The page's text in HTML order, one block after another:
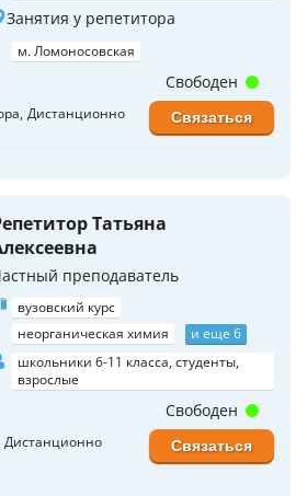
Занятия у репетитора
м. Ломоносовская
Дистанционно
Свободен
Связаться
Татьяна
преподаватель
вузовский курс
неорганическая химия
и еще 6
школьники 6-11 класса, студенты,
взрослые
Дистанционно
Свободен
Связаться